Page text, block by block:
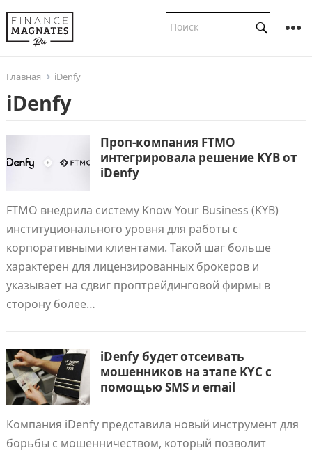
Главная iDenfy
iDenfy
Проп-компания FTMO
интегрировала решение KYB от
iDenfy
FTMO внедрила систему Know Your Business (KYB)
институционального уровня для работы с
корпоративными клиентами. Такой шаг больше
характерен для лицензированных брокеров и
указывает на сдвиг проптрейдинговой фирмы в
сторону более…
iDenfy будет отсеивать
мошенников на этапе KYC с
помощью SMS и email
Компания iDenfy представила новый инструмент для
борьбы с мошенничеством, который позволит